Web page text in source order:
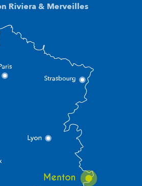
Riviera & Merveilles